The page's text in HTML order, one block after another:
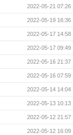
2022-05-21 07:26
2022-05-19 16:36
2022-05-17 14:58
2022-05-17 09:49
2022-05-16 21:37
2022-05-16 07:59
2022-05-14 14:04
2022-05-13 10:13
2022-05-12 21:57
2022-05-12 16:09